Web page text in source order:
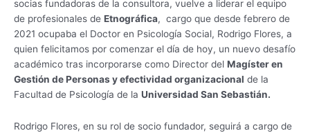
socias fundadoras de la consultora, vuelve a liderar el equipo
de profesionales de Etnográfica, cargo que desde febrero de
2021 ocupaba el Doctor en Psicología Social, Rodrigo Flores, a
quien felicitamos por comenzar el día de hoy, un nuevo desafío
académico tras incorporarse como Director del Magíster en
Gestión de Personas y efectividad organizacional de la
Facultad de Psicología de la Universidad San Sebastián.
Rodrigo Flores, en su rol de socio fundador, seguirá a cargo de